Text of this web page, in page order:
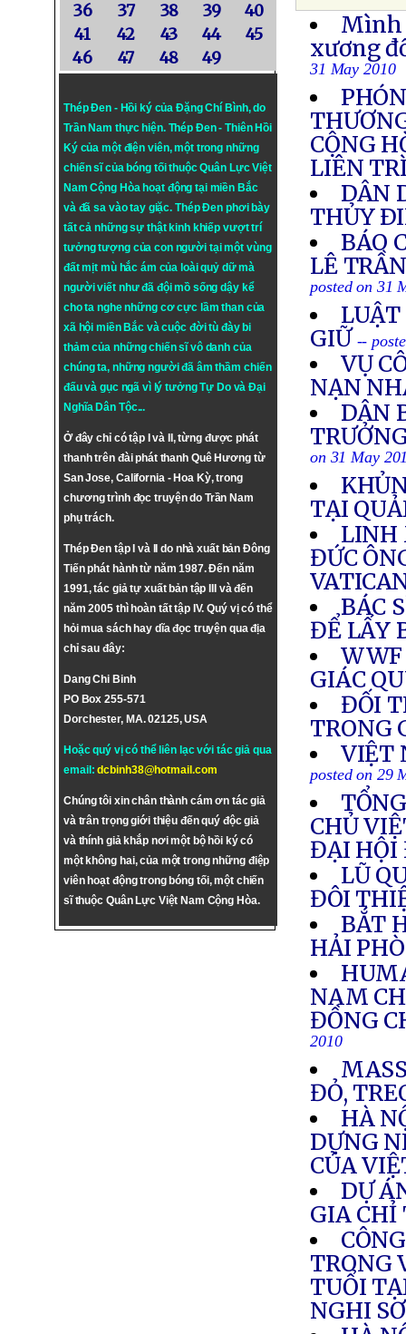
36
37 38 39
40
41
42 43 44
45
46
47 48 49
Thép Đen - Hồi ký của Đặng Chí Bình, do
Trần Nam thực hiện. Thép Đen- Thiên Hồi
Ký của một điện viên, một trong những
chiến sĩ của bóng tối thuộc Quân Lực Việt
Nam Cộng Hòa hoạt động tại miền Bắc
và đã sa vào tay giặc. Thép Đen phơi bày
tất cả những sự thật kinh khiếp vượt trí
tưởng tượng của con người tại một vùng
đất mịt mù hắc ám của loài quỷ dữ mà
người viết như đã đội mồ sống dậy kể
cho ta nghe những cơ cực lầm than của
xã hội miền Bắc và cuộc đời tù đày bi
thảm của những chiến sĩ vô danh của
chúng ta, những người đã âm thầm chiến
đấu và gục ngã vì lý tưởngTự DovàĐại
Nghĩa Dân Tộc...
Ở đây chỉ có tập I và II, từng được phát
thanh trên đài phát thanh Quê Hương từ
San Jose, California - Hoa Kỳ, trong
chương trình đọc truyện do Trần Nam
phụ trách.
Thép Đen tập I và II do nhà xuất bản Đông
Tiến phát hành từ năm 1987. Đến năm
1991, tác giả tự xuất bản tập III và đến
năm 2005 thì hoàn tất tập IV. Quý vị có thể
hỏi mua sách hay dĩa đọc truyện qua địa
chỉ sau đây:
Dang Chi Binh
PO Box 255-571
Dorchester, MA. 02125, USA
Hoặc quý vị có thể liên lạc với tác giả qua
email:dcbinh38@hotmail.com
Chúng tôi xin chân thành cám ơn tác giả
và trân trọng giới thiệu đến quý độc giả
và thính giả khắp nơi một bộ hồi ký có
một không hai, của một trong những điệp
viên hoạt động trong bóng tối, một chiến
sĩ thuộc Quân Lực Việt Nam Cộng Hòa.
Mình
xương
31 May 2010
CỘNG
LIÊN
DÂN
THỦY
BÁO
LÊ
posted on 31
GIỮ --
VỤ
NẠN
DÂN
on 31 May
TẠI
LINH
ĐỨC
BÁC
ĐỂ LẤY
WWF
GIÁC
ĐỐI
TRONG
VIỆT
posted on 29
CHỦ
ĐẠI HỘI
LŨ
ĐÔI
BẮT
HẢI
NAM
ĐỒNG
2010
ĐỎ,
HÀ
DỰNG
CỦA
DỰ
GIA CHỈ
TRONG
TUỔI
NGHI